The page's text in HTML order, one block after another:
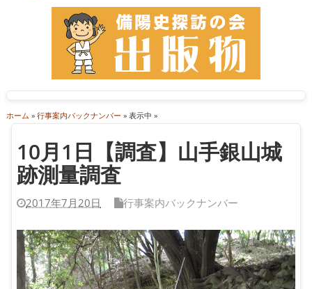
ホーム » 行事案内バックナンバー » 表示中 »
10月1日【調査】山手銀山城
跡測量調査
2017年7月20日 行事案内バックナンバー